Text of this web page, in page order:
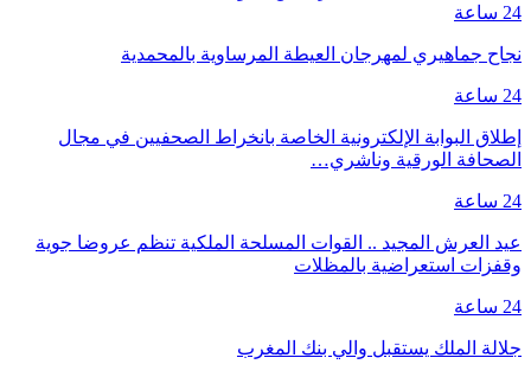
24 ساعة
نجاح جماهيري لمهرجان العيطة المرساوية بالمحمدية
24 ساعة
إطلاق البوابة الإلكترونية الخاصة بانخراط الصحفيين في مجال
الصحافة الورقية وناشري…
24 ساعة
عيد العرش المجيد .. القوات المسلحة الملكية تنظم عروضا جوية
وقفزات استعراضية بالمظلات
24 ساعة
جلالة الملك يستقبل والي بنك المغرب